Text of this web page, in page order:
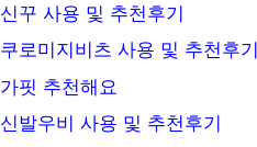
신꾸 사용 및 추천후기
쿠로미지비츠 사용 및 추천후기
가핏 추천해요
신발우비 사용 및 추천후기